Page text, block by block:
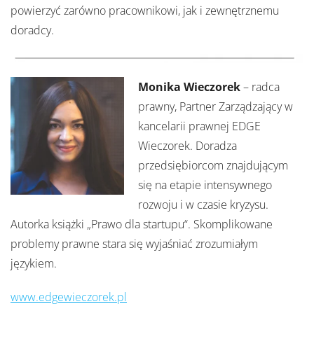
powierzyć zarówno pracownikowi, jak i zewnętrznemu
doradcy.
Monika Wieczorek– radca
prawny, Partner Zarządzający w
kancelarii prawnej EDGE
Wieczorek. Doradza
przedsiębiorcom znajdującym
się na etapie intensywnego
rozwoju i w czasie kryzysu.
Autorka książki „Prawo dla startupu“. Skomplikowane
problemy prawne stara się wyjaśniać zrozumiałym
językiem.
www.edgewieczorek.pl